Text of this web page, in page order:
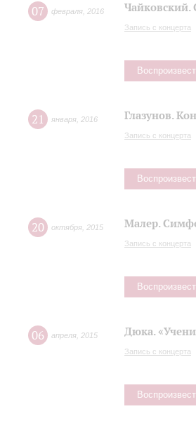
07 февраля 2016
Запись с концерта
21 января 2016 Глазунов.
Запись с концерта
20 октября 2015 Малер.
Запись с концерта
06 апреля 2015 Дюка.
Запись с концерта